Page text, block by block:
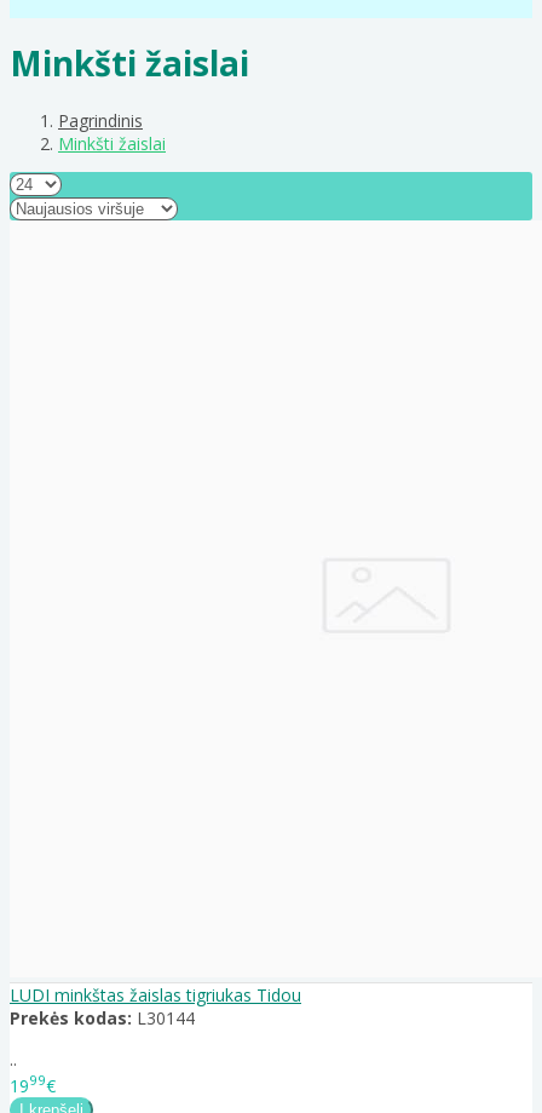
Minkšti žaislai
Pagrindinis
Minkšti žaislai
LUDI minkštas žaislas tigriukas Tidou
Prekės kodas: L30144
..
1999€